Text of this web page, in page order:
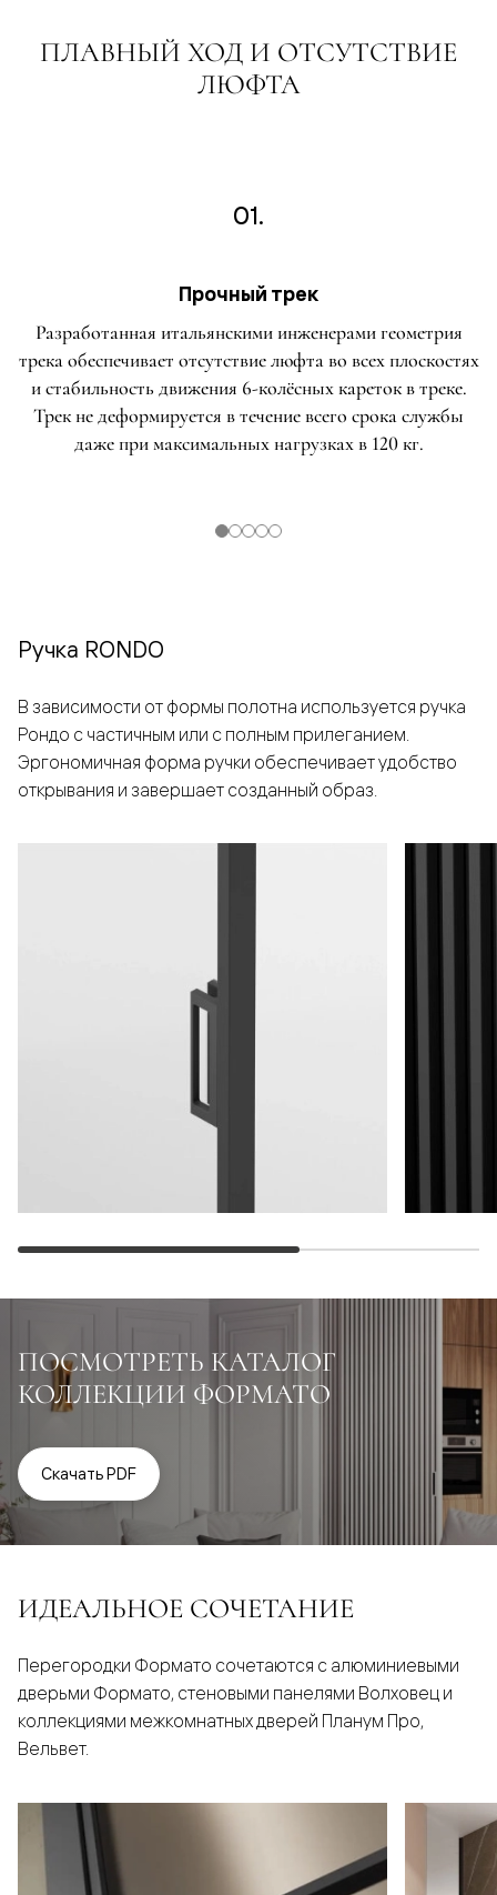
ПЛАВНЫЙ ХОД И ОТСУТСТВИЕ
ЛЮФТА
01.
Прочный трек
Разработанная итальянскими инженерами геометрия
трека обеспечивает отсутствие люфта во всех плоскостях
и стабильность движения 6-колёсных кареток в треке.
Трек не деформируется в течение всего срока службы
даже при максимальных нагрузках в 120 кг.
Ручка RONDO
В зависимости от формы полотна используется ручка
Рондо с частичным или с полным прилеганием.
Эргономичная форма ручки обеспечивает удобство
открывания и завершает созданный образ.
ПОСМОТРЕТЬ КАТАЛОГ
КОЛЛЕКЦИИ ФОРМАТО
Скачать PDF
ИДЕАЛЬНОЕ СОЧЕТАНИЕ
Перегородки Формато сочетаются с алюминиевыми
дверьми Формато, стеновыми панелями Волховец и
коллекциями межкомнатных дверей Планум Про,
Вельвет.